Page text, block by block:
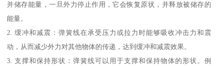
并储存能量，一旦外力停止作用，它会恢复原状，并释放被储存的
能量。
2. 缓冲和减震：弹簧线在承受压力或拉力时能够吸收冲击力和震
动，从而减少外力对其他物体的传递，达到缓冲和减震效果。
3. 支撑和保持形状：弹簧线可以用于支撑和保持物体的形状。例